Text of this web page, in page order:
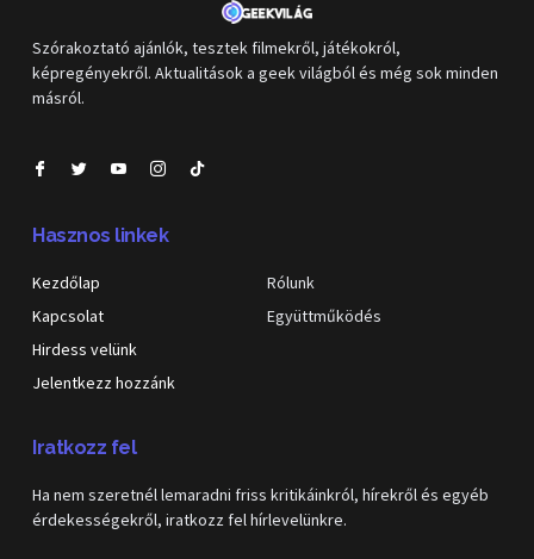
Szórakoztató ajánlók, tesztek filmekről, játékokról,
képregényekről. Aktualitások a geek világból és még sok minden
másról.
Hasznos linkek
Kezdőlap
Kapcsolat
Hirdess velünk
Jelentkezz hozzánk
Rólunk
Együttműködés
Iratkozz fel
Ha nem szeretnél lemaradni friss kritikáinkról, hírekről és egyéb
érdekességekről, iratkozz fel hírlevelünkre.